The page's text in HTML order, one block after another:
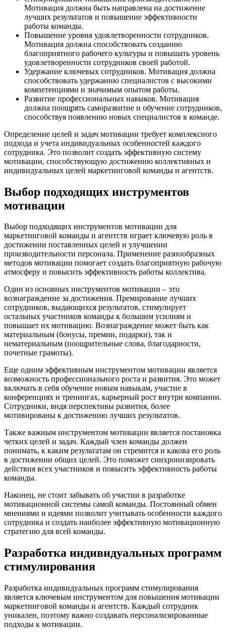
Мотивация должна быть направлена на достижение
лучших результатов и повышение эффективности
работы команды.
Повышение уровня удовлетворенности сотрудников.
Мотивация должна способствовать созданию
благоприятного рабочего культуры и повышать уровень
удовлетворенности сотрудников своей работой.
Удержание ключевых сотрудников. Мотивация должна
способствовать удержанию специалистов с высокими
компетенциями и значимым опытом работы.
Развитие профессиональных навыков. Мотивация
должна поощрять саморазвитие и обучение сотрудников,
способствуя появлению новых специалистов в команде.
Определение целей и задач мотивации требует комплексного
подхода и учета индивидуальных особенностей каждого
сотрудника. Это позволит создать эффективную систему
мотивации, способствующую достижению коллективных и
индивидуальных целей маркетинговой команды и агентств.
Выбор подходящих инструментов
мотивации
Выбор подходящих инструментов мотивации для
маркетинговой команды и агентств играет ключевую роль в
достижении поставленных целей и улучшении
производительности персонала. Применение разнообразных
методов мотивации помогает создать благоприятную рабочую
атмосферу и повысить эффективность работы коллектива.
Один из основных инструментов мотивации – это
вознаграждение за достижения. Премирование лучших
сотрудников, выдающихся результатов, стимулирует
остальных участников команды к большим усилиям и
повышает их мотивацию. Вознаграждение может быть как
материальным (бонусы, премии, подарки), так и
нематериальным (поощрительные слова, благодарности,
почетные грамоты).
Еще одним эффективным инструментом мотивации является
возможность профессионального роста и развития. Это может
включать в себя обучение новым навыкам, участие в
конференциях и тренингах, карьерный рост внутри компании.
Сотрудники, видя перспективы развития, более
мотивированы к достижению лучших результатов.
Также важным инструментом мотивации является постановка
четких целей и задач. Каждый член команды должен
понимать, к каким результатам он стремится и какова его роль
в достижении общих целей. Это поможет синхронизировать
действия всех участников и повысить эффективность работы
команды.
Наконец, не стоит забывать об участии в разработке
мотивационной системы самой команды. Постоянный обмен
мнениями и идеями позволит учитывать особенности каждого
сотрудника и создать наиболее эффективную мотивационную
стратегию для всей команды.
Разработка индивидуальных программ
стимулирования
Разработка индивидуальных программ стимулирования
является ключевым инструментом для повышения мотивации
маркетинговой команды и агентств. Каждый сотрудник
уникален, поэтому важно создавать персонализированные
подходы к мотивации.